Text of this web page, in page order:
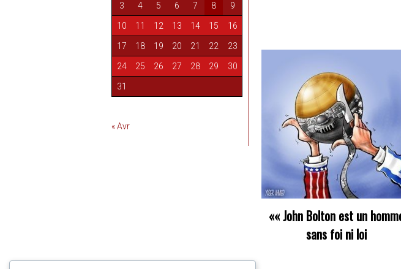
3 4 5 6 7 8 9
10 11 12 13 14 15 16
17 18 19 20 21 22 23
24 25 26 27 28 29 30
31
« Avr
««John Bolton est un
sans foi ni loi